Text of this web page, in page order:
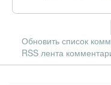
Обновить список
RSS лента